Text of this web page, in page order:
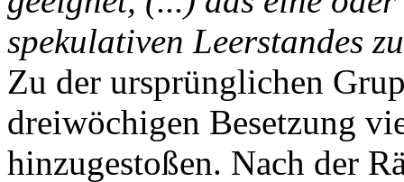
spekulativen Leerstandes
Zu der ursprünglichen
dreiwöchigen Besetzung
hinzugestoßen. Nach der